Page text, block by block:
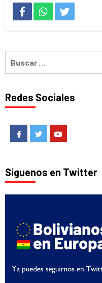
Redes Sociales
FacebookTwitter
Síguenos en Twitter